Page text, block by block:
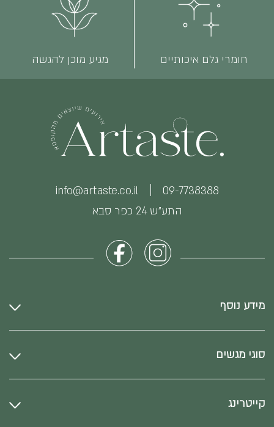
חומרי גלם איכותיים מגיע מוכן להגשה
התע״ש 24 כפר סבא
09-7738388
info@artaste.co.il
מידע נוסף
סוגי מגשים
קייטרינג